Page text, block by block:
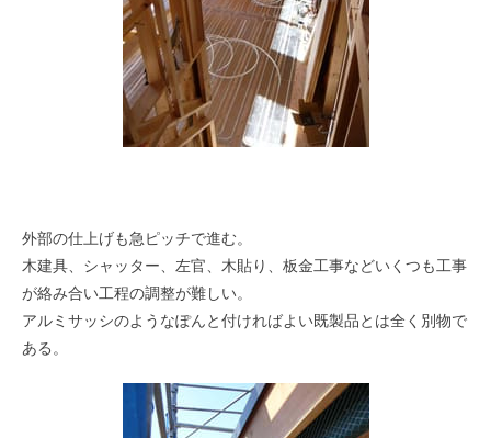
外部の仕上げも急ピッチで進む。
木建具、シャッター、左官、木貼り、板金工事などいくつも工事
が絡み合い工程の調整が難しい。
アルミサッシのようなぽんと付ければよい既製品とは全く別物で
ある。